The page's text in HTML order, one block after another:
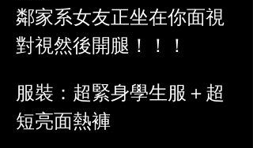
鄰家系女友正坐在你面視
對視然後開腿！！！
服裝：超緊身學生服＋超
短亮面熱褲